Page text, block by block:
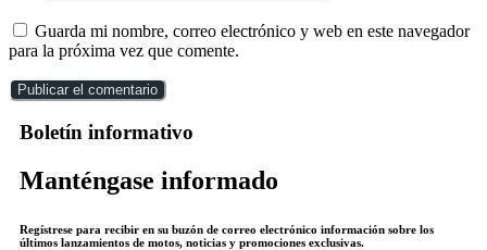
Guarda mi nombre, correo electrónico y web en este navegador
para la próxima vez que comente.
Boletín informativo
Manténgase informado
Regístrese para recibir en su buzón de correo electrónico información sobre los
últimos lanzamientos de motos, noticias y promociones exclusivas.